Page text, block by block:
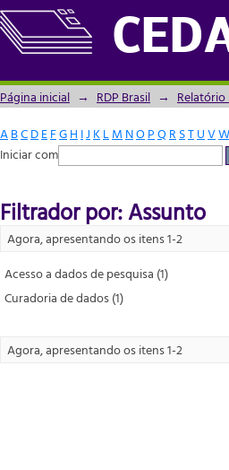
Filtrador por: Assunto
Página inicial → RDP Brasil → Relatório
ABCDEFGH IJ KLM NOPQRSTUVW
Iniciar com
Filtrador por: Assunto
Agora, apresentando os itens 1-2
Acesso a dados de pesquisa (1)
Curadoria de dados (1)
Agora, apresentando os itens 1-2